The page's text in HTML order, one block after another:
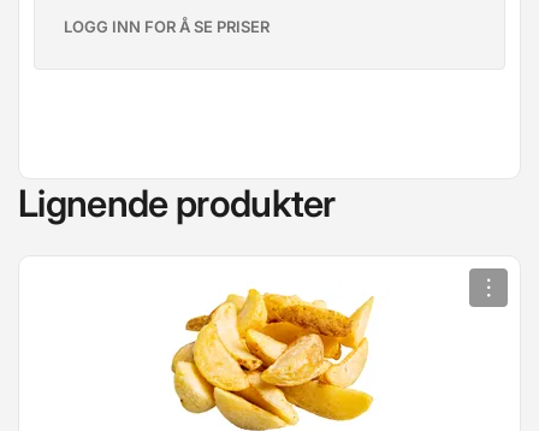
LOGG INN FOR Å SE PRISER
Lignende produkter